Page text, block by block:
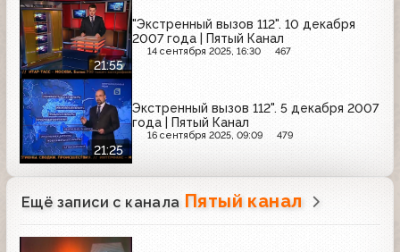
21:55
"Экстренный вызов 112". 10 декабря
2007 года | Пятый Канал
14 сентября 2025, 16:30 467
21:25
Экстренный вызов 112". 5 декабря 2007
года | Пятый Канал
16 сентября 2025, 09:09 479
Ещё записи с канала Пятый канал